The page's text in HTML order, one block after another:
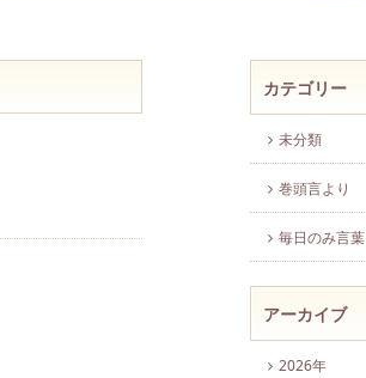
カテゴリー
未分類
巻頭言より
毎日のみ言葉
アーカイブ
2026年